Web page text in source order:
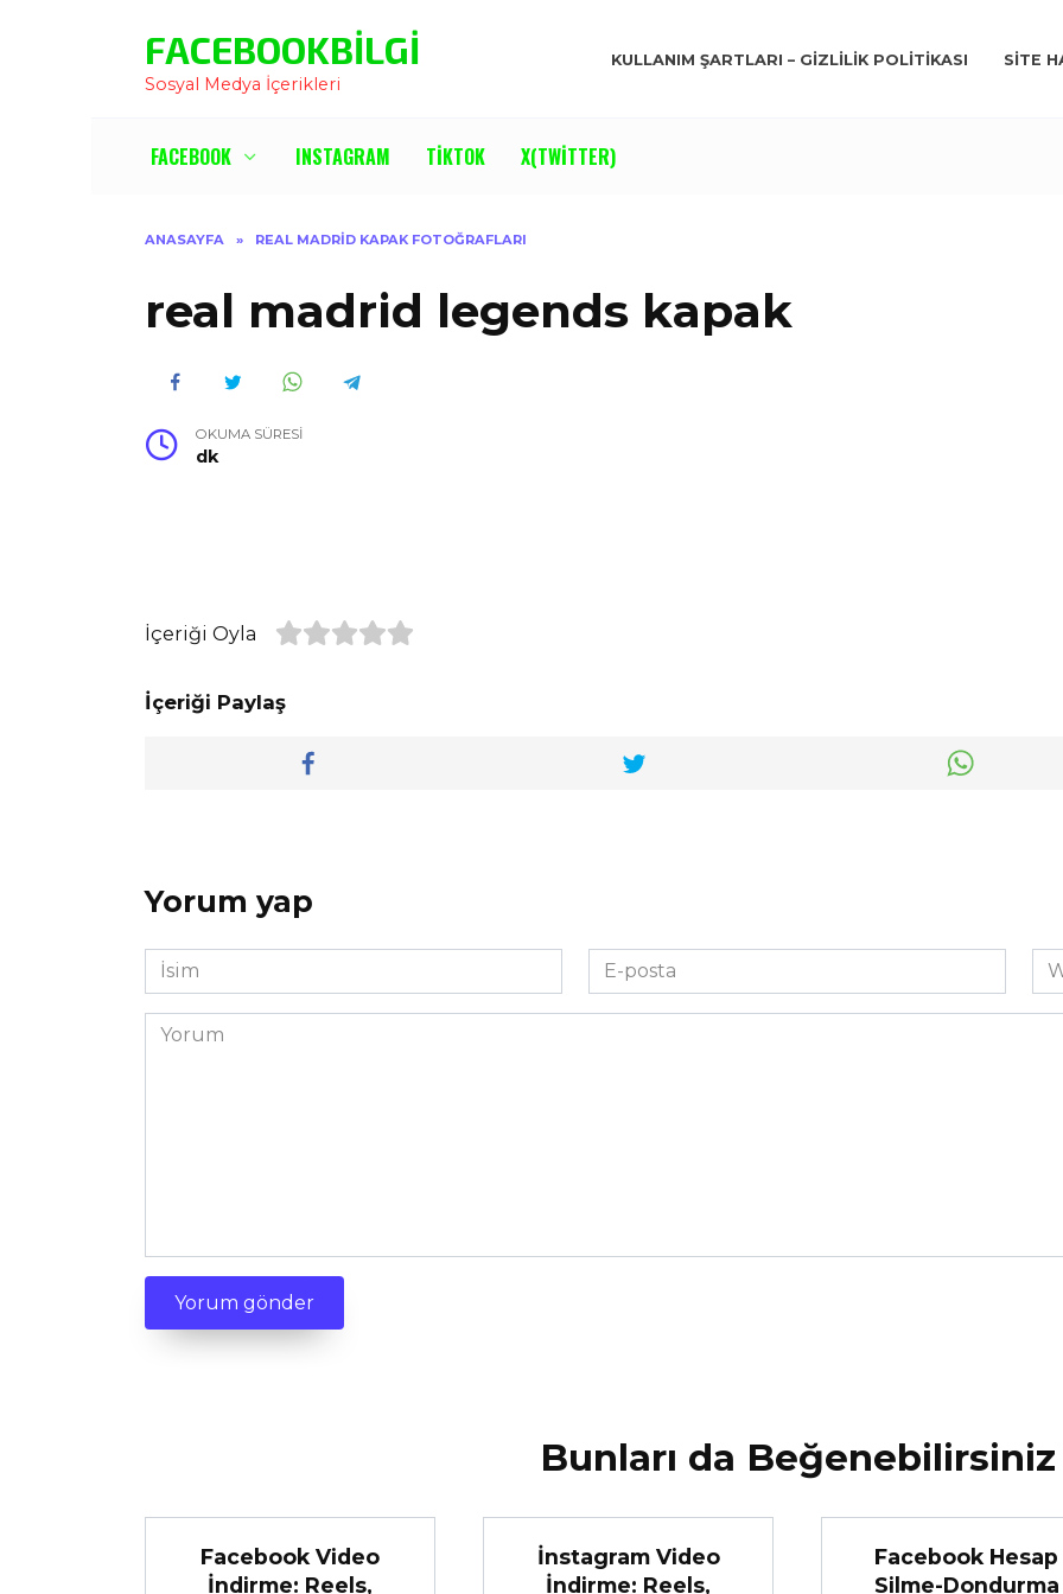
FACEBOOKBILGI
Sosyal Medya İçerikleri
KULLANIM ŞARTLARI – GIZLILIK POLITIKASI SITE
FACEBOOK INSTAGRAM TIKTOK X(TWITTER)
ANASAYFA » REAL MADRID KAPAK FOTOĞRAFLARI
real madrid legends kapak
OKUMA SÜRESI
dk
İçeriği Oyla
İçeriği Paylaş
Yorum yap
İsim
*
E-
posta
*
Yorum
Bunları da Beğenebilirsiniz
Facebook Video
İndirme: Reels,
İnstagram Video
İndirme: Reels,
Facebook Hesap
Silme-Dondurma